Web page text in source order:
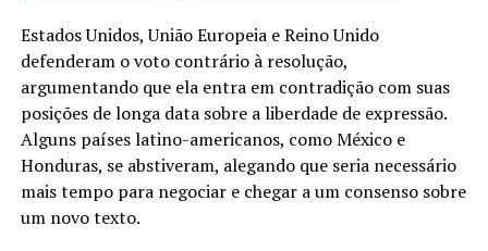
Estados Unidos, União Europeia e Reino Unido
defenderam o voto contrário à resolução,
argumentando que ela entra em contradição com suas
posições de longa data sobre a liberdade de expressão.
Alguns países latino-americanos, como México e
Honduras, se abstiveram, alegando que seria necessário
mais tempo para negociar e chegar a um consenso sobre
um novo texto.